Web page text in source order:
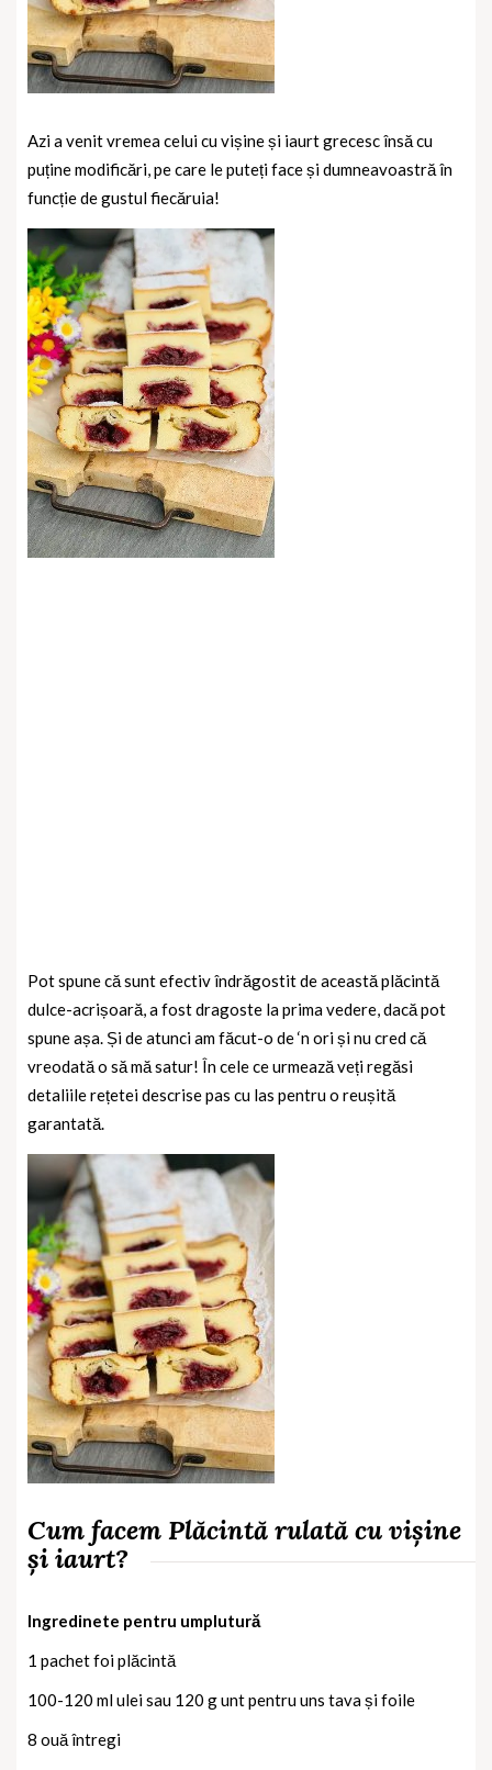
Azi a venit vremea celui cu vișine și iaurt grecesc însă cu
puține modificări, pe care le puteți face și dumneavoastră în
funcție de gustul fiecăruia!
Pot spune că sunt efectiv îndrăgostit de această plăcintă
dulce-acrișoară, a fost dragoste la prima vedere, dacă pot
spune așa. Și de atunci am făcut-o de ‘n ori și nu cred că
vreodată o să mă satur! În cele ce urmează veți regăsi
detaliile rețetei descrise pas cu las pentru o reușită
garantată.
Cum facem Plăcintă rulată cu vișine
și iaurt?
Ingredinete pentru umplutură
1 pachet foi plăcintă
100-120 ml ulei sau 120 g unt pentru uns tava și foile
8 ouă întregi